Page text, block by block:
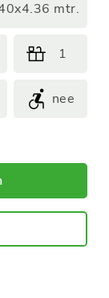
mtr.
1
nee